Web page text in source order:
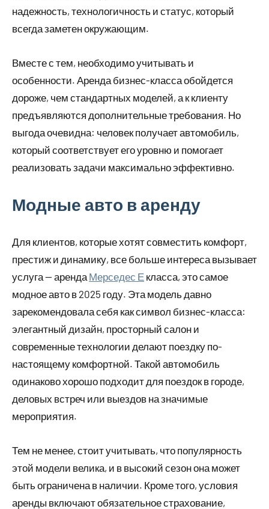
надежность, технологичность и статус, который
всегда заметен окружающим.
Вместе с тем, необходимо учитывать и
особенности. Аренда бизнес-класса обойдется
дороже, чем стандартных моделей, а к клиенту
предъявляются дополнительные требования. Но
выгода очевидна: человек получает автомобиль,
который соответствует его уровню и помогает
реализовать задачи максимально эффективно.
Модные авто в аренду
Для клиентов, которые хотят совместить комфорт,
престиж и динамику, все больше интереса вызывает
услуга — аренда Мерседес Е класса, это самое
модное авто в 2025 году. Эта модель давно
зарекомендовала себя как символ бизнес-класса:
элегантный дизайн, просторный салон и
современные технологии делают поездку по-
настоящему комфортной. Такой автомобиль
одинаково хорошо подходит для поездок в городе,
деловых встреч или выездов на значимые
мероприятия.
Тем не менее, стоит учитывать, что популярность
этой модели велика, и в высокий сезон она может
быть ограничена в наличии. Кроме того, условия
аренды включают обязательное страхование,